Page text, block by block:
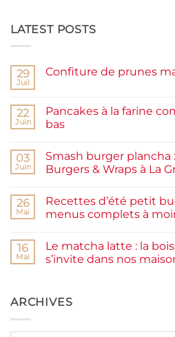
LATEST POSTS
29
Juil
Confiture de prunes
Confiture
de
prunes
et
rapide
22
Juin
Pancakes à la farine
bas
sur
Pancakes
à
complète,
moelleux
et
03
Juin
Smash burger plancha
Burgers & Wraps à La
sur
Smash
burger
testé
Packman
Burgers &
Grande
Motte
26
Mai
Recettes d’été petit
menus complets à
sur
Recettes
d’été
j’ai
créé
16
Mai
Le matcha latte : la
s’invite dans nos
Le
matcha
ARCHIVES